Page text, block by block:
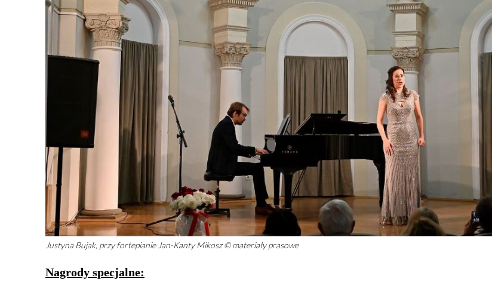
Justyna Bujak, przy fortepianie Jan-Kanty Mikosz © materiały prasowe
Nagrody specjalne: